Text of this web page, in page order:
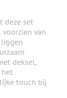
deze set
voorzien van
deksel,
het
touch bij